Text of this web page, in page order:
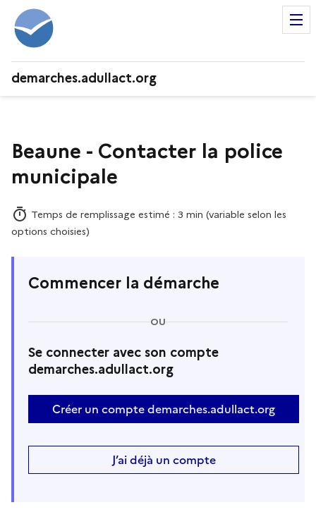
demarches.adullact.org
Beaune - Contacter la police
municipale
Temps de remplissage estimé : 3 min (variable selon les
options choisies)
Commencer la démarche
OU
Se connecter avec son compte
demarches.adullact.org
Créer un compte demarches.adullact.org
J’ai déjà un compte